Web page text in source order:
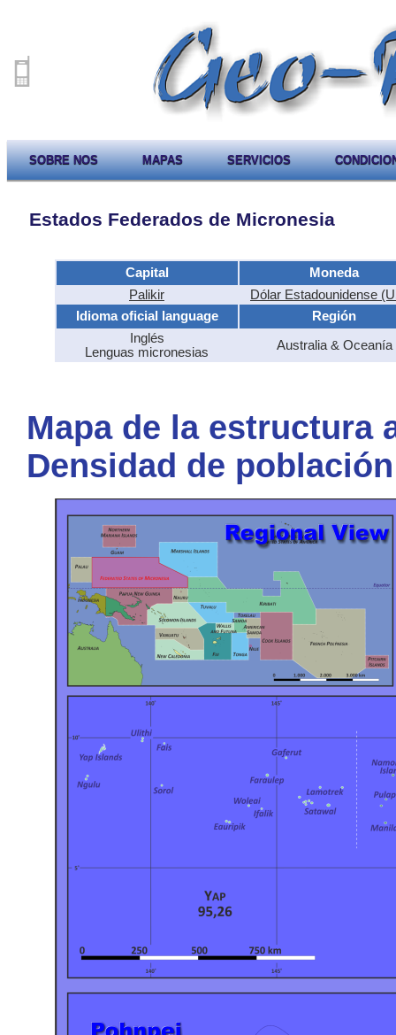
SOBRE NOS MAPAS SERVICIOS
Estados Federados de Micronesia
Capital
Moneda
Palikir
Dólar Estadounidense
Idioma oficial language
Región
Inglés
Lenguas micronesias
Australia & Oceanía
Mapa de la estructura
Densidad de